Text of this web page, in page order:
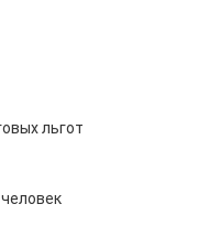
льгот